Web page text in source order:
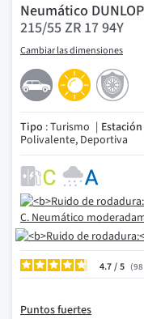
Neumático
215/55 ZR 17 94Y
Cambiar las dimensiones
Tipo : Turismo Estación
Polivalente, Deportiva
4.7/ 98
Puntos fuertes